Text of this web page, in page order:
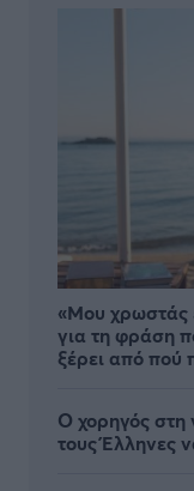
«Μου χρωστάς
για τη φράση
ξέρει από πού
Ο χορηγός στη
τους Έλληνες